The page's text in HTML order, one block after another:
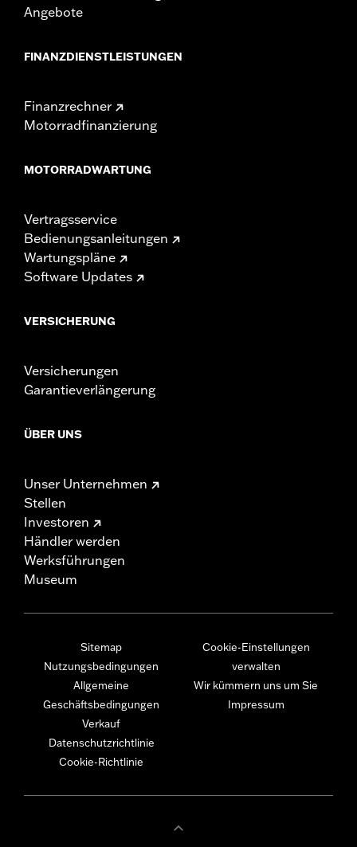
Angebote
FINANZDIENSTLEISTUNGEN
Finanzrechner
Motorradfinanzierung
MOTORRADWARTUNG
Vertragsservice
Bedienungsanleitungen
Wartungspläne
Software Updates
VERSICHERUNG
Versicherungen
Garantieverlängerung
ÜBER UNS
Unser Unternehmen
Stellen
Investoren
Händler werden
Werksführungen
Museum
Sitemap
Nutzungsbedingungen
Allgemeine
Geschäftsbedingungen
Verkauf
Datenschutzrichtlinie
Cookie-Richtlinie
Cookie-Einstellungen
verwalten
Wir kümmern uns um Sie
Impressum